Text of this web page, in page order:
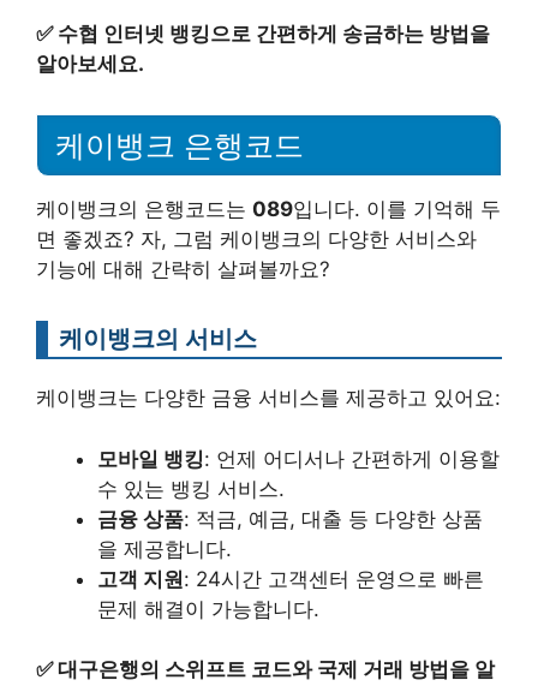
✅ 수협 인터넷 뱅킹으로 간편하게 송금하는 방법을
알아보세요.
케이뱅크 은행코드
케이뱅크의 은행코드는 089입니다. 이를 기억해 두
면 좋겠죠? 자, 그럼 케이뱅크의 다양한 서비스와
기능에 대해 간략히 살펴볼까요?
케이뱅크의 서비스
케이뱅크는 다양한 금융 서비스를 제공하고 있어요:
모바일 뱅킹: 언제 어디서나 간편하게 이용할
수 있는 뱅킹 서비스.
금융 상품: 적금, 예금, 대출 등 다양한 상품
을 제공합니다.
고객 지원: 24시간 고객센터 운영으로 빠른
문제 해결이 가능합니다.
✅대구은행의 스위프트 코드와 국제 거래 방법을 알